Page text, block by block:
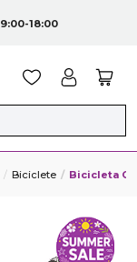
9:00-18:00
Biciclete Bicicleta